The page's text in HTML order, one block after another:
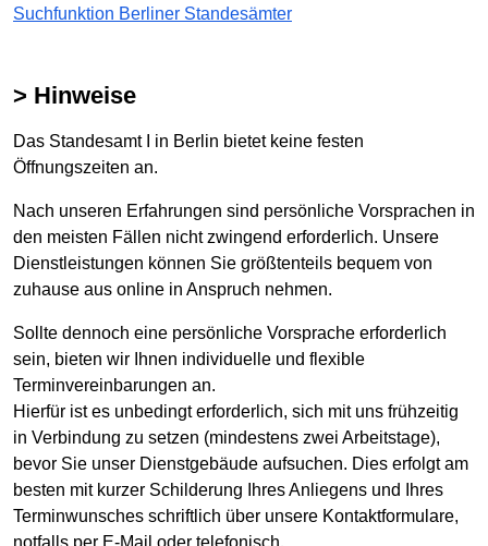
Suchfunktion Berliner Standesämter
> Hinweise
Das Standesamt I in Berlin bietet keine festen
Öffnungszeiten an.
Nach unseren Erfahrungen sind persönliche Vorsprachen in
den meisten Fällen nicht zwingend erforderlich. Unsere
Dienstleistungen können Sie größtenteils bequem von
zuhause aus online in Anspruch nehmen.
Sollte dennoch eine persönliche Vorsprache erforderlich
sein, bieten wir Ihnen individuelle und flexible
Terminvereinbarungen an.
Hierfür ist es unbedingt erforderlich, sich mit uns frühzeitig
in Verbindung zu setzen (mindestens zwei Arbeitstage),
bevor Sie unser Dienstgebäude aufsuchen. Dies erfolgt am
besten mit kurzer Schilderung Ihres Anliegens und Ihres
Terminwunsches schriftlich über unsere Kontaktformulare,
notfalls per E-Mail oder telefonisch.